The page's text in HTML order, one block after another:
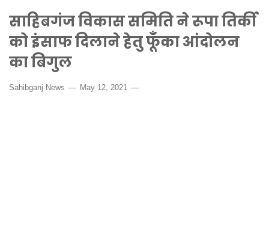
साहिबगंज विकास समिति ने रूपा तिर्की
को इंसाफ दिलाने हेतु फूँका आंदोलन
का बिगुल
Sahibganj News May 12, 2021